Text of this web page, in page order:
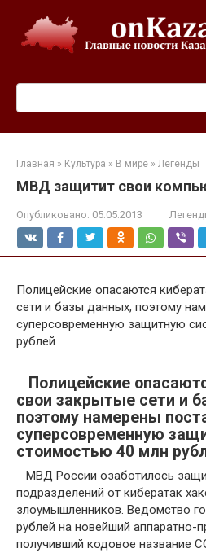
контенту
Главная » Культура » В мире » Легенды
МВД защитит свои
Опубликовано: 05.05.2013
Полицейские опасаются
сети и базы данных, поэтому
суперсовременную защитную
рублей
Полицейские
свои закрытые сети и
поэтому намерены
суперсовременную
стоимостью 40 млн
МВД России озаботилось
подразделений от кибератак
злоумышленников. Ведомство
рублей на новейший аппаратно-
получивший кодовое название